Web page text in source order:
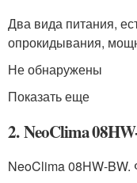
Два вида питания,
опрокидывания,
Не обнаружены
Показать еще
2. NeoClima
NeoClima 08HW-BW.